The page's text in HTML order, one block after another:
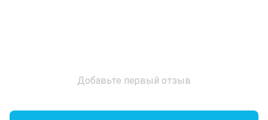
Добавьте первый отзыв